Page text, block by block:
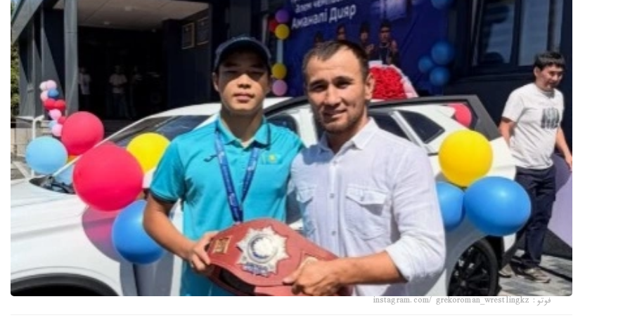
فوتو: instagram.com/ grekoroman_wrestlingkz